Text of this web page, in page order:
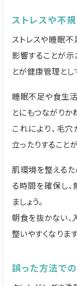
ストレスや不
ストレスや睡眠
影響することが示
とが健康管理とし
睡眠不足や食生
とにもつながりか
これにより、毛
立ったりすること
肌環境を整えるた
る時間を確保し
ましょう。
朝食を抜かない、
整いやすくなります
誤った方法で